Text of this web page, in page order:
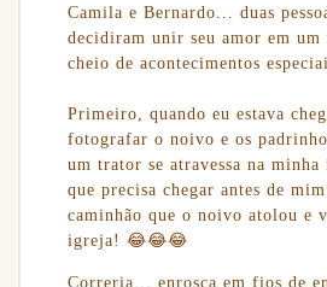
Camila e Bernardo... duas
decidiram unir seu amor em um
cheio de acontecimentos
Primeiro, quando eu estava
fotografar o noivo e os
um trator se atravessa na
que precisa chegar antes de
caminhão que o noivo atolou e
igreja! 😂😂😂
Correria... enrosca em fios de